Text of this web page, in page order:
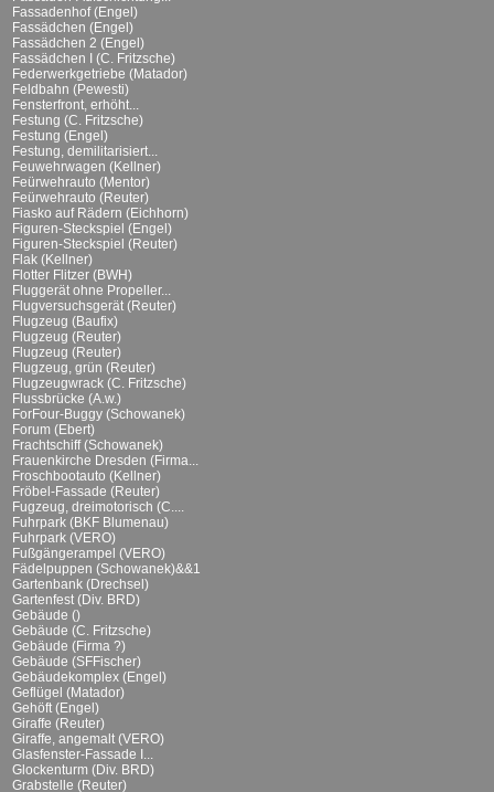
Fassadenhof (Engel)
Fassädchen (Engel)
Fassädchen 2 (Engel)
Fassädchen I (C. Fritzsche)
Federwerkgetriebe (Matador)
Feldbahn (Pewesti)
Fensterfront, erhöht...
Festung (C. Fritzsche)
Festung (Engel)
Festung, demilitarisiert...
Feuwehrwagen (Kellner)
Feürwehrauto (Mentor)
Feürwehrauto (Reuter)
Fiasko auf Rädern (Eichhorn)
Figuren-Steckspiel (Engel)
Figuren-Steckspiel (Reuter)
Flak (Kellner)
Flotter Flitzer (BWH)
Fluggerät ohne Propeller...
Flugversuchsgerät (Reuter)
Flugzeug (Baufix)
Flugzeug (Reuter)
Flugzeug (Reuter)
Flugzeug, grün (Reuter)
Flugzeugwrack (C. Fritzsche)
Flussbrücke (A.w.)
ForFour-Buggy (Schowanek)
Forum (Ebert)
Frachtschiff (Schowanek)
Frauenkirche Dresden (Firma...
Froschbootauto (Kellner)
Fröbel-Fassade (Reuter)
Fugzeug, dreimotorisch (C....
Fuhrpark (BKF Blumenau)
Fuhrpark (VERO)
Fußgängerampel (VERO)
Fädelpuppen (Schowanek)&&1
Gartenbank (Drechsel)
Gartenfest (Div. BRD)
Gebäude ()
Gebäude (C. Fritzsche)
Gebäude (Firma ?)
Gebäude (SFFischer)
Gebäudekomplex (Engel)
Geflügel (Matador)
Gehöft (Engel)
Giraffe (Reuter)
Giraffe, angemalt (VERO)
Glasfenster-Fassade I...
Glockenturm (Div. BRD)
Grabstelle (Reuter)